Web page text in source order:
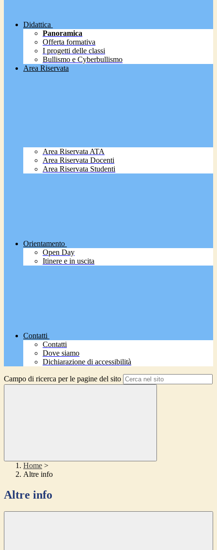
Didattica
Panoramica
Offerta formativa
I progetti delle classi
Bullismo e Cyberbullismo
Area Riservata
Area Riservata ATA
Area Riservata Docenti
Area Riservata Studenti
Orientamento
Open Day
Itinere e in uscita
Contatti
Contatti
Dove siamo
Dichiarazione di accessibilità
Campo di ricerca per le pagine del sito
Home >
Altre info
Altre info